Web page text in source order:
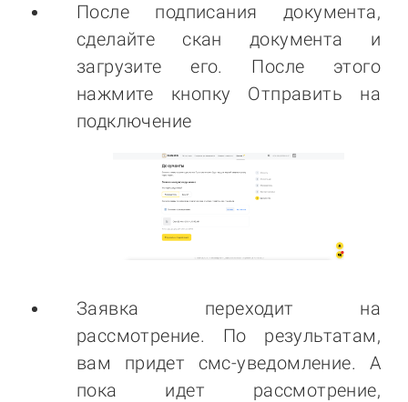
После подписания документа,
сделайте скан документа и
загрузите его. После этого
нажмите кнопку Отправить на
подключение
Заявка переходит на
рассмотрение. По результатам,
вам придет смс-уведомление. А
пока идет рассмотрение,